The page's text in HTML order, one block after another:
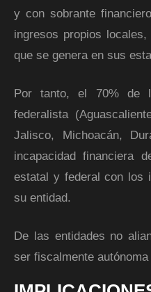
y con sobrante
ingresos propios
que se genera en sus
Por tanto, el 70% de
federalista
Jalisco, Michoacán,
incapacidad financiera
estatal y federal con los
su entidad.
De las entidades no
ser fiscalmente